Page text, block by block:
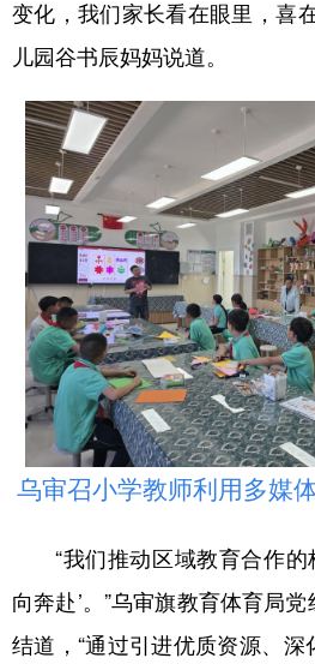
变化，我们家长看在眼里，喜
儿园谷书辰妈妈说道。
乌审召小学教师利用多媒
“我们推动区域教育合作的
向奔赴’。”乌审旗教育体育局
结道，“通过引进优质资源、